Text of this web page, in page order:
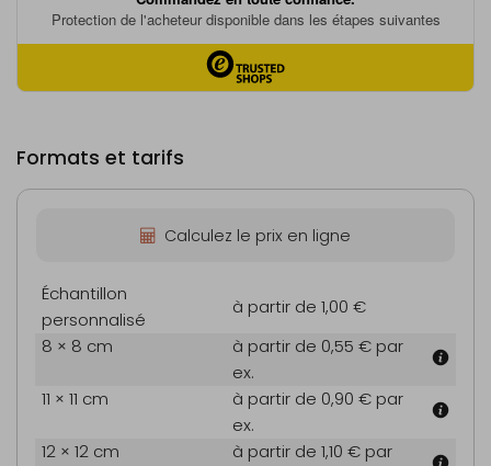
Formats et tarifs
Calculez le prix en ligne
Échantillon
personnalisé
à partir de 1,00 €
8 × 8 cm
à partir de 0,55 € par
ex.
11 × 11 cm
à partir de 0,90 € par
ex.
12 × 12 cm
à partir de 1,10 € par